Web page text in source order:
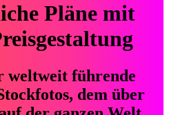
Pläne mit
weltweit führende
dem über